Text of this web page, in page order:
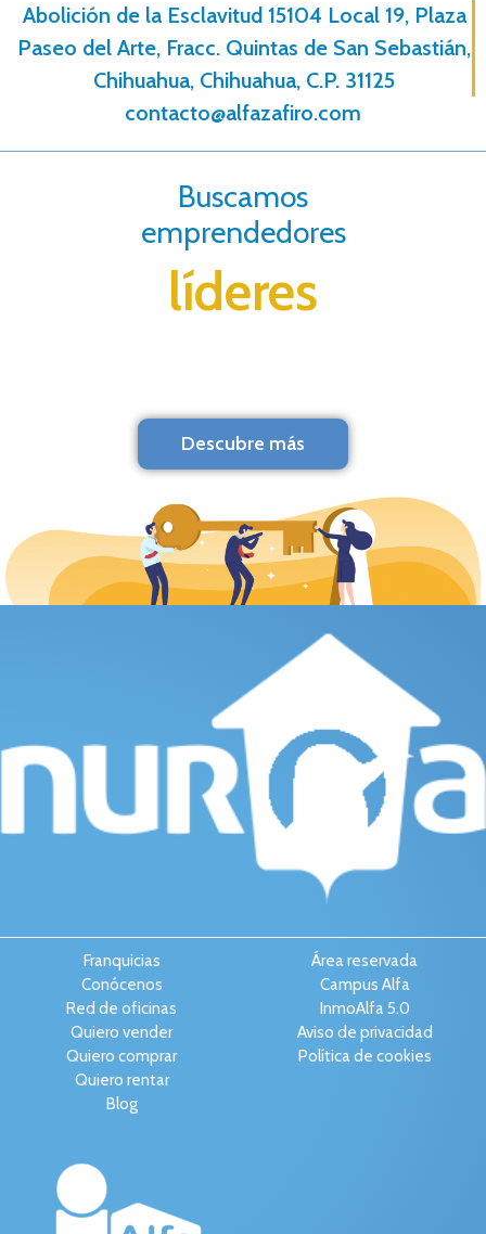
Abolición de la Esclavitud 15104 Local 19, Plaza
Paseo del Arte, Fracc. Quintas de San Sebastián,
Chihuahua, Chihuahua, C.P. 31125
contacto@alfazafiro.com
Buscamos
emprendedores
líderes
Descubre más
Franquicias
Conócenos
Red de oficinas
Quiero vender
Quiero comprar
Quiero rentar
Blog
Área reservada
Campus Alfa
InmoAlfa 5.0
Aviso de privacidad
Política de cookies